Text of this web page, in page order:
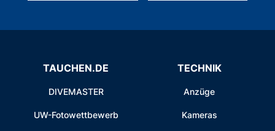
TAUCHEN.DE
DIVEMASTER
UW-Fotowettbewerb
TECHNIK
Anzüge
Kameras